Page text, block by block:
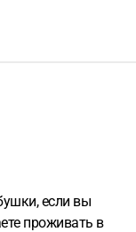
если вы
проживать в